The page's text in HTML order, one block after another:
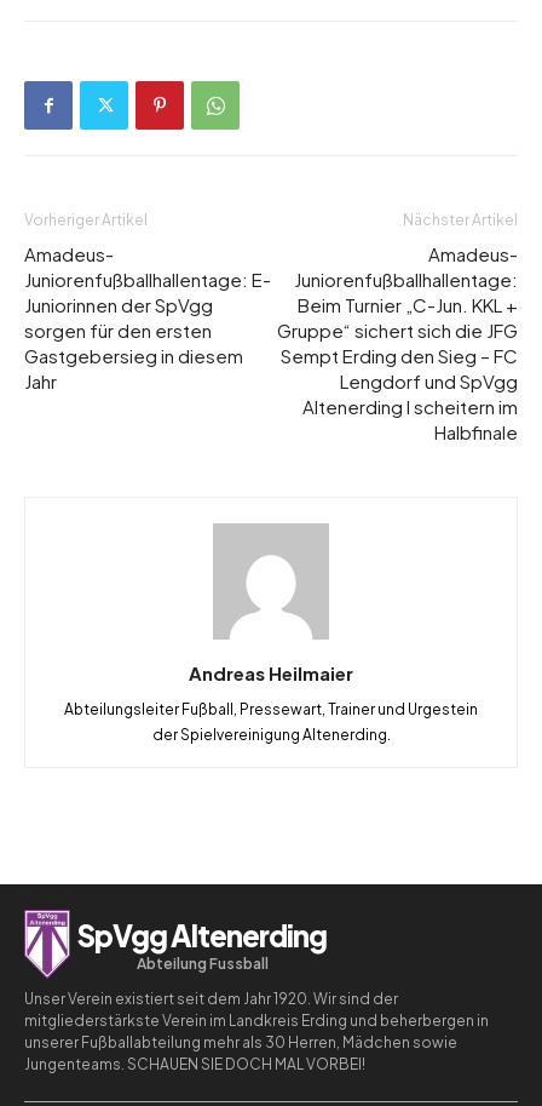
Vorheriger Artikel
Amadeus-
Juniorenfußballhallentage: E-
Juniorinnen der SpVgg
sorgen für den ersten
Gastgebersieg in diesem
Jahr
Nächster Artikel
Amadeus-
Juniorenfußballhallentage:
Beim Turnier „C-Jun. KKL +
Gruppe“ sichert sich die JFG
Sempt Erding den Sieg – FC
Lengdorf und SpVgg
Altenerding I scheitern im
Halbfinale
Andreas Heilmaier
Abteilungsleiter Fußball, Pressewart, Trainer und Urgestein
der Spielvereinigung Altenerding.
SpVgg Altenerding
Abteilung Fussball
Unser Verein existiert seit dem Jahr 1920. Wir sind der
mitgliederstärkste Verein im Landkreis Erding und beherbergen in
unserer Fußballabteilung mehr als 30 Herren, Mädchen sowie
Jungenteams. SCHAUEN SIE DOCH MAL VORBEI!